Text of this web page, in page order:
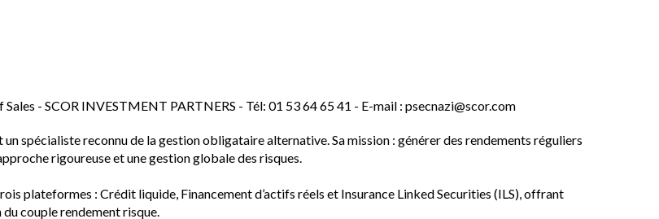
- SCOR INVESTMENT PARTNERS - Tél: 01 53 64 65 41 - E-mail : psecnazi@scor.com
spécialiste reconnu de la gestion obligataire alternative. Sa mission : générer des rendements réguliers
rigoureuse et une gestion globale des risques.
plateformes : Crédit liquide, Financement d’actifs réels et Insurance Linked Securities (ILS), offrant
couple rendement risque.